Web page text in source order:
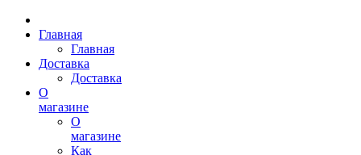
Главная
Главная
Доставка
Доставка
О
магазине
О
магазине
Как